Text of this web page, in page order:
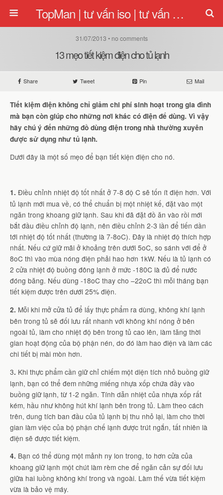
TopMan | tư vấn iso | tư vấn quản lý | tu van iso
31/07/2013 • no comments
13 mẹo tiết kiệm điện cho tủ lạnh
Share Tweet Pin Mail
Tiết kiệm điện không chỉ giảm chi phí sinh hoạt trong gia đình
mà bạn còn giúp cho những nơi khác có điện để dùng. Vì vậy
hãy chú ý đến những đồ dùng điện trong nhà thường xuyên
được sử dụng như tủ lạnh.
Dưới đây là một số mẹo để bạn tiết kiện điện cho nó.
1. Điều chỉnh nhiệt độ tốt nhất ở 7-8 độ C sẽ tốn ít điện hơn. Với
tủ lạnh mới mua về, có thể chuẩn bị một nhiệt kế, đặt vào một
ngăn trong khoang giữ lạnh. Sau khi đã đặt đồ ăn vào rồi mới
bắt đầu điều chỉnh độ lạnh, nên điều chỉnh 2-3 lần để tiến dần
tới nhiệt độ tốt nhất (thường là 7-8oC). Đây là nhiệt độ thích hợp
nhất. Nếu cứ giữ mãi ở khoảng trên dưới 5oC, so sánh với để ở
8oC thì vào mùa nóng điện phải hao hơn 1kW. Nếu là tủ lạnh có
2 cửa nhiệt độ buồng đông lạnh ở mức -180C là đủ để nước
đóng băng. Nếu dùng -18oC thay cho –22oC thì mỗi tháng bạn
tiết kiệm được trên dưới 25% điện.
2. Mỗi khi mở cửa tủ để lấy thực phẩm ra dùng, không khí lạnh
bên trong tủ sẽ đối lưu rất nhanh với không khí nóng ở bên
ngoài tủ, làm cho nhiệt độ bên trong tủ cao lên, làm tăng thời
gian hoạt động của bộ phận nén, do đó làm hao điện và làm các
chi tiết bị mài mòn hơn.
3. Khi thực phẩm cần giữ chỉ chiếm một diện tích nhỏ buồng giữ
lạnh, bạn có thể đem những miếng nhựa xốp chứa đầy vào
buồng giữ lạnh, từ 1-2 ngăn. Tính dẫn nhiệt của nhựa xốp rất
kém, hầu như không hút khí lạnh bên trong tủ. Làm theo cách
trên, dung tích ban đầu của tủ lạnh bị thu nhỏ lại, làm cho thời
gian làm việc của bộ phận chế lạnh được trút ngắn, tất nhiên là
điện sẽ được tiết kiệm.
4. Bạn có thể dùng một mảnh ny lon trong, to hơn cửa của
khoang giữ lạnh một chút làm rèm che để ngăn cản sự đối lưu
giữa hai luồng không khí trong và ngoài. Làm thế vừa tiết kiệm
vừa là bảo vệ máy.